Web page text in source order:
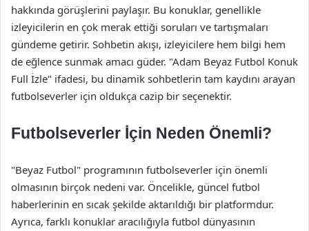
hakkında görüşlerini paylaşır. Bu konuklar, genellikle
izleyicilerin en çok merak ettiği soruları ve tartışmaları
gündeme getirir. Sohbetin akışı, izleyicilere hem bilgi hem
de eğlence sunmak amacı güder. "Adam Beyaz Futbol Konuk
Full İzle" ifadesi, bu dinamik sohbetlerin tam kaydını arayan
futbolseverler için oldukça cazip bir seçenektir.
Futbolseverler İçin Neden Önemli?
"Beyaz Futbol" programının futbolseverler için önemli
olmasının birçok nedeni var. Öncelikle, güncel futbol
haberlerinin en sıcak şekilde aktarıldığı bir platformdur.
Ayrıca, farklı konuklar aracılığıyla futbol dünyasının